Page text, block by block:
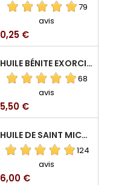
79
avis
Prix
0,25 €
HUILE BÉNITE EXORCISÉE
68
avis
Prix
5,50 €
HUILE DE SAINT MICHEL ARCHANGE
124
avis
Prix
6,00 €